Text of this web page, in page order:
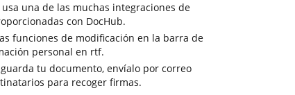
una de las muchas integraciones de
con DocHub.
funciones de modificación en la barra de
personal en rtf.
tu documento, envíalo por correo
para recoger firmas.